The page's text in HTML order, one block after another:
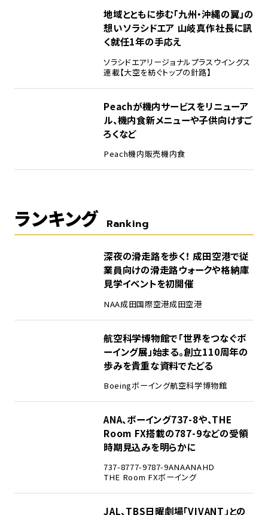
地域とともに歩む「九州・沖縄の翼」の
想い――ソラシドエア 山岐真作社長に訊
く就任1年の手応え
ソラシドエアリージョナルプラスウイングス
連載【大空を紡ぐトップの針路】
Peachが機内サービスをリニューア
ル、機内食新メニューや子供向けすご
ろくなど
Peach機内販売機内食
ランキング Ranking
深夜の滑走路を歩く！ 成田空港で従
業員向けの滑走路ウォークや格納庫
見学イベントを初開催
NAA成田国際空港成田空港
航空科学博物館で「世界をつなぐボ
ーイング展」始まる。創立110周年の
歩みを貴重な資料でたどる
Boeingボーイング航空科学博物館
ANA、ボーイング737-8や、THE
Room FX搭載の787-9などの受領
時期見込みを明らかに
737-8777-9787-9ANAANAHD
THE Room FXボーイング
JAL、TBS日曜劇場「VIVANT」との